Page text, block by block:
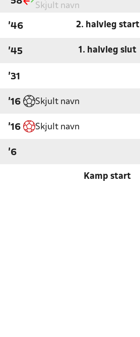
Skjult navn
'46 2. halvleg start
'45 1. halvleg slut
'31
'16 Skjult navn
'16 Skjult navn
'6
Kamp start